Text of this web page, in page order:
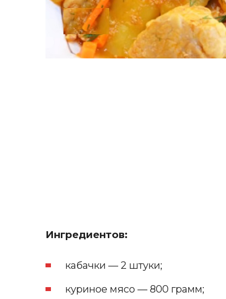
Ингредиентов:
кабачки — 2 штуки;
куриное мясо — 800 грамм;